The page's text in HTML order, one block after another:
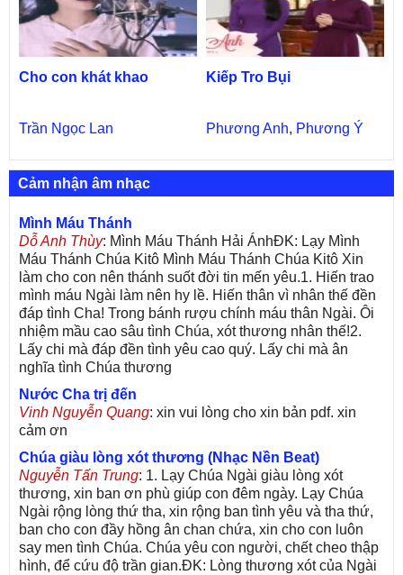
Cho con khát khao
Trần Ngọc Lan
Kiếp Tro Bụi
Phương Anh, Phương Ý
Cảm nhận âm nhạc
Mình Máu Thánh
Dỗ Anh Thùy: Mình Máu Thánh Hải ÁnhĐK: Lạy Mình
Máu Thánh Chúa Kitô Mình Máu Thánh Chúa Kitô Xin
làm cho con nên thánh suốt đời tin mến yêu.1. Hiến trao
mình máu Ngài làm nên hy lề. Hiến thân vì nhân thế đền
đáp tình Cha! Trong bánh rượu chính máu thân Ngài. Ôi
nhiệm mầu cao sâu tình Chúa, xót thương nhân thế!2.
Lấy chi mà đáp đền tình yêu cao quý. Lấy chi mà ân
nghĩa tình Chúa thương
Nước Cha trị đến
Vinh Nguyễn Quang: xin vui lòng cho xin bản pdf. xin
cảm ơn
Chúa giàu lòng xót thương (Nhạc Nền Beat)
Nguyễn Tấn Trung: 1. Lạy Chúa Ngài giàu lòng xót
thương, xin ban ơn phù giúp con đêm ngày. Lạy Chúa
Ngài rộng lòng thứ tha, xin rộng ban tình yêu và tha thứ,
ban cho con đầy hồng ân chan chứa, xin cho con luôn
say men tình Chúa. Chúa yêu con người, chết cheo thập
hình, để cứu độ trần gian.ĐK: Lòng thương xót của Ngài